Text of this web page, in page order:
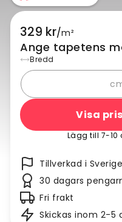
329 kr/m²
Ange tapetens
Bredd
Visa
Lägg till 7-
Tillverkad i Sverige
30 dagars
Fri frakt
Skickas inom 2-5